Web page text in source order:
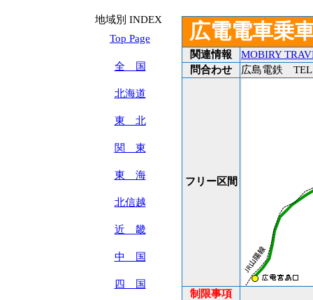
地域別 INDEX
Top Page
全 国
北海道
東 北
関 東
東 海
北信越
近 畿
中 国
四 国
広電電車乗
関連情報
MOBIRY
問合わせ
広島電鉄
フリー区間
制限事項